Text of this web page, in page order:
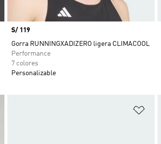
Precio
S/ 119
Gorra RUNNINGXADIZERO ligera CLIMACOOL
Performance
7 colores
Personalizable